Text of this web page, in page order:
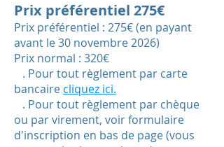
Prix préférentiel 275€
Prix préférentiel : 275€ (en payant
avant le 30 novembre2026)
Prix normal : 320€
. Pour tout règlement par carte
bancaire cliquez ici.
. Pour tout règlement par chèque
ou par virement, voir formulaire
d'inscription en bas de page (vous